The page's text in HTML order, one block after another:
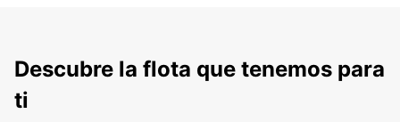
Descubre la flota que tenemos para
ti